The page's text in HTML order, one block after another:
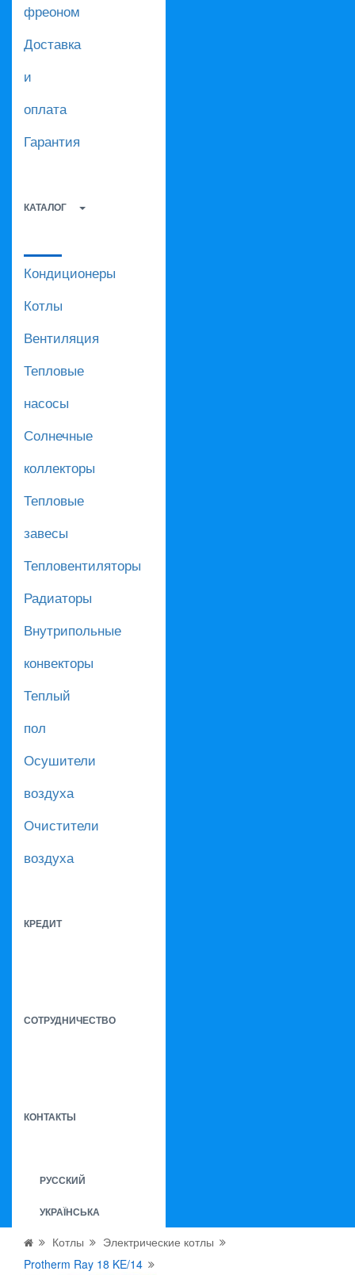
фреоном
Доставка
и
оплата
Гарантия
КАТАЛОГ
Кондиционеры
Котлы
Вентиляция
Тепловые
насосы
Солнечные
коллекторы
Тепловые
завесы
Тепловентиляторы
Радиаторы
Внутрипольные
конвекторы
Теплый
пол
Осушители
воздуха
Очистители
воздуха
КРЕДИТ
СОТРУДНИЧЕСТВО
КОНТАКТЫ
РУССКИЙ
УКРАЇНСЬКА
Котлы
Электрические котлы
Protherm Ray 18 KE/14